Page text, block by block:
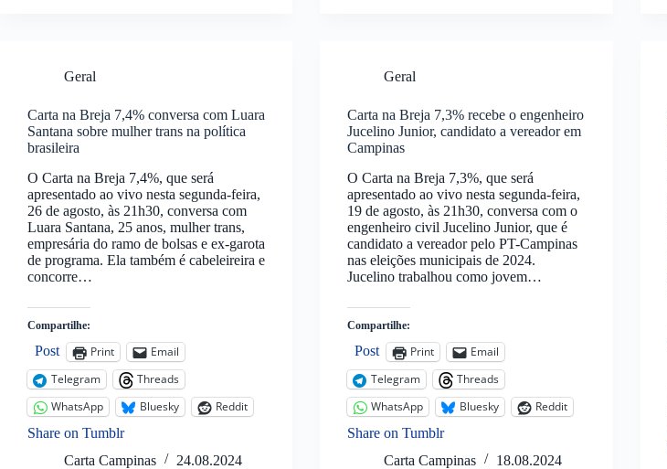
Geral
Carta na Breja 7,4% conversa com Luara
Santana sobre mulher trans na política
brasileira
O Carta na Breja 7,4%, que será
apresentado ao vivo nesta segunda-feira,
26 de agosto, às 21h30, conversa com
Luara Santana, 25 anos, mulher trans,
empresária do ramo de bolsas e ex-garota
de programa. Ela também é cabeleireira e
concorre…
Compartilhe:
Post Print
Email
Telegram
Threads
WhatsApp
Bluesky
Reddit
Share on Tumblr
Carta Campinas
24.08.2024
Geral
Carta na Breja 7,3% recebe o engenheiro
Jucelino Junior, candidato a vereador em
Campinas
O Carta na Breja 7,3%, que será
apresentado ao vivo nesta segunda-feira,
19 de agosto, às 21h30, conversa com o
engenheiro civil Jucelino Junior, que é
candidato a vereador pelo PT-Campinas
nas eleições municipais de 2024.
Jucelino trabalhou como jovem…
Compartilhe:
Post Print
Email
Telegram
Threads
WhatsApp
Bluesky
Reddit
Share on Tumblr
Carta Campinas
18.08.2024